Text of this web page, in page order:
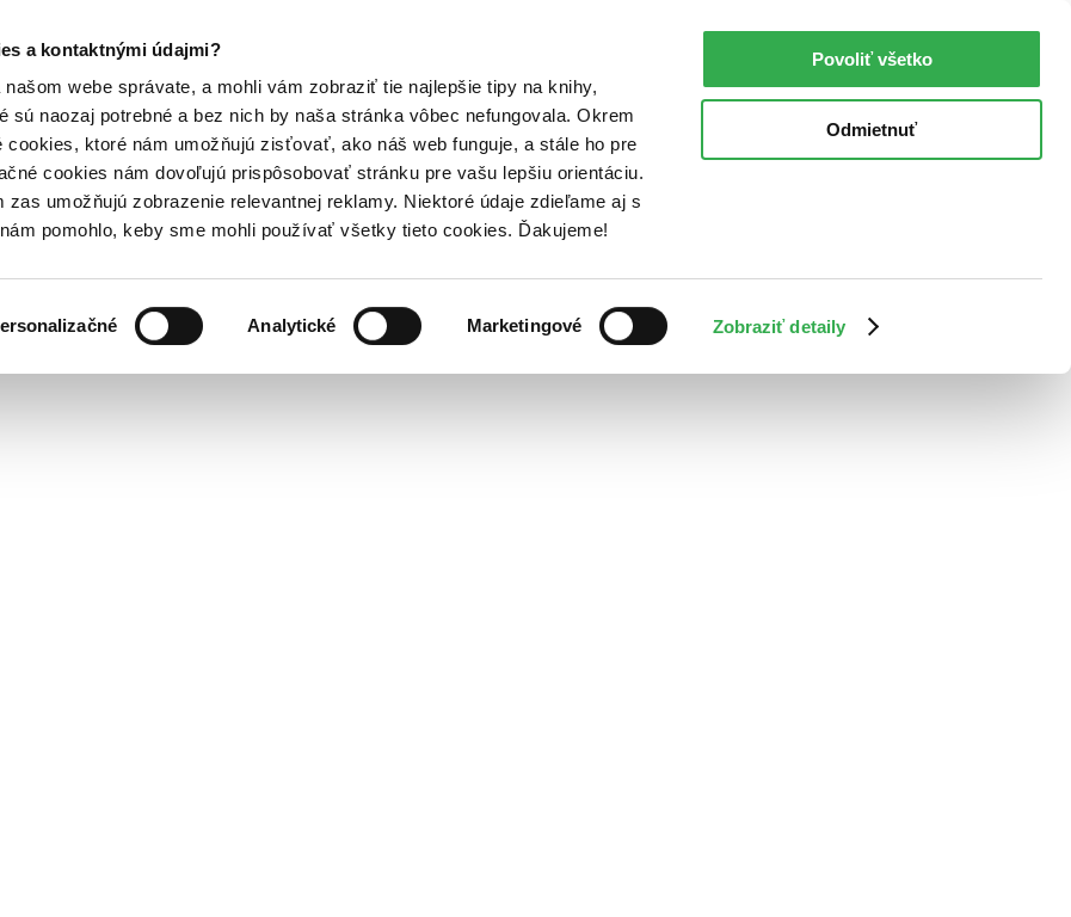
a kontaktnými údajmi?
webe správate, a mohli vám zobraziť tie najlepšie tipy na knihy,
sú naozaj potrebné a bez nich by naša stránka vôbec nefungovala. Okrem
cookies, ktoré nám umožňujú zisťovať, ako náš web funguje, a stále ho pre
cookies nám dovoľujú prispôsobovať stránku pre vašu lepšiu orientáciu.
zas umožňujú zobrazenie relevantnej reklamy. Niektoré údaje zdieľame aj s
pomohlo, keby sme mohli používať všetky tieto cookies. Ďakujeme!
Analytické Marketingové Zobraziť detaily
Povoliť všetko
Odmietnuť